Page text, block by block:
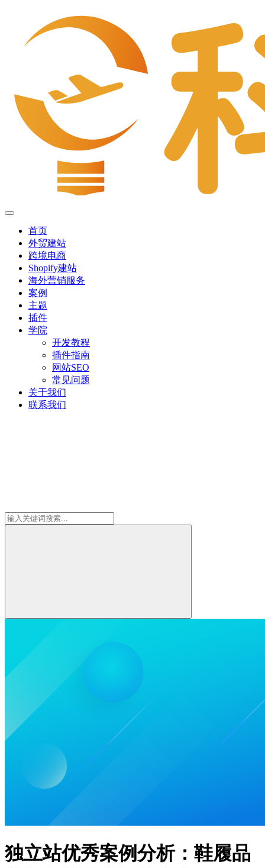
首页
外贸建站
跨境电商
Shopify建站
海外营销服务
案例
主题
插件
学院
开发教程
插件指南
网站SEO
常见问题
关于我们
联系我们
独立站优秀案例分析：鞋履品